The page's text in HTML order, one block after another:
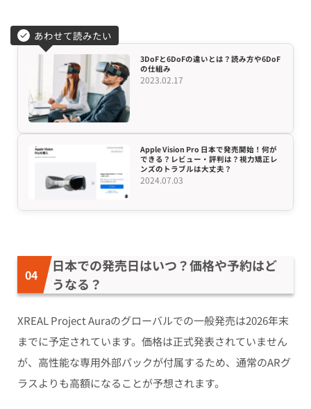
あわせて読みたい
3DoFと6DoFの違いとは？読み方や6DoF
の仕組み
2023.02.17
Apple Vision Pro 日本で発売開始！何が
できる？レビュー・評判は？視力矯正レ
ンズのトラブルは大丈夫？
2024.07.03
日本での発売日はいつ？価格や予約はど
うなる？
XREAL Project Auraのグローバルでの一般発売は2026年末
までに予定されています。価格は正式発表されていません
が、高性能な専用外部パックが付属するため、通常のARグ
ラスよりも高額になることが予想されます。